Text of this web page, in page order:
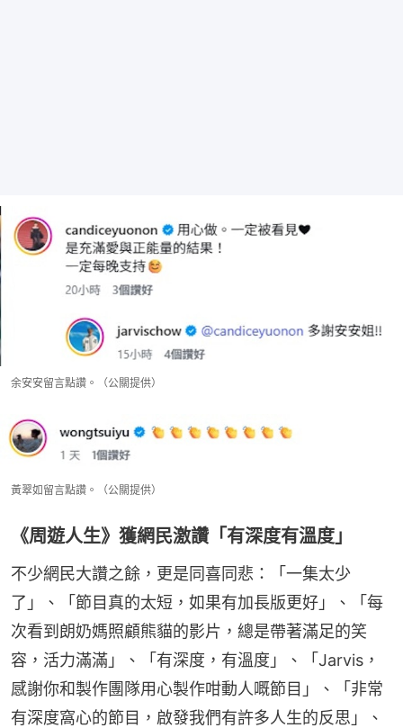
余安安留言點讚。（公關提供）
黃翠如留言點讚。（公關提供）
《周遊人生》獲網民激讚「有深度有溫度」
不少網民大讚之餘，更是同喜同悲：「一集太少
了」、「節目真的太短，如果有加長版更好」、「每
次看到朗奶媽照顧熊貓的影片，總是帶著滿足的笑
容，活力滿滿」、「有深度，有溫度」、「Jarvis，
感謝你和製作團隊用心製作咁動人嘅節目」、「非常
有深度窩心的節目，啟發我們有許多人生的反思」、